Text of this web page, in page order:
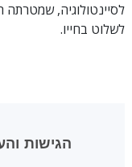
לסיינטולוגיה, שמטרתה
לשלוט בחייו.
הגישות